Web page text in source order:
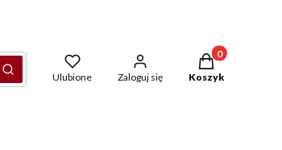
Szukaj Ulubione Zaloguj się
Produkty w
Koszyk